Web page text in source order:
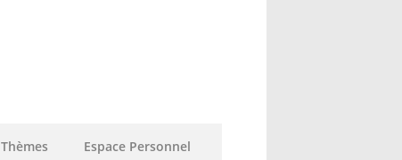
Thèmes Espace Personnel